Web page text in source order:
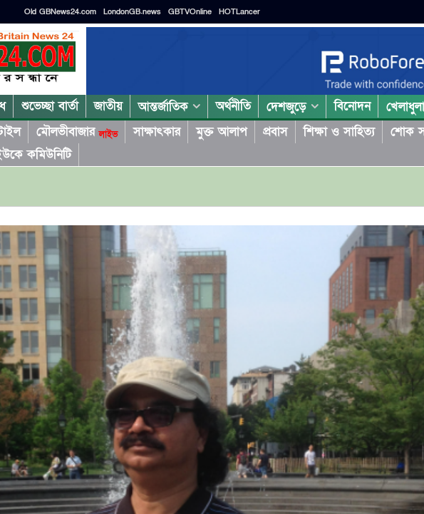
Old GBNews24.com LondonGB.news GBTVOnline HOTLancer
শুভেচ্ছা বার্তা জাতীয় আন্তর্জাতিক অর্থনীতি দেশজুড়ে বিনোদন
মৌলভীবাজারলাইভ সাক্ষাৎকার মুক্ত আলাপ প্রবাস শিক্ষা ও সাহিত্য শোক
কমিউনিটি